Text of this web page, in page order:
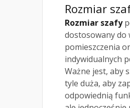
Rozmiar
Rozmiar szafy
dostosowany do
pomieszczenia
indywidualnych
Ważne jest, aby
tyle duża, aby
odpowiednią